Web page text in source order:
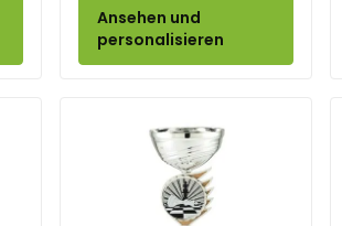
Ansehen und
personalisieren